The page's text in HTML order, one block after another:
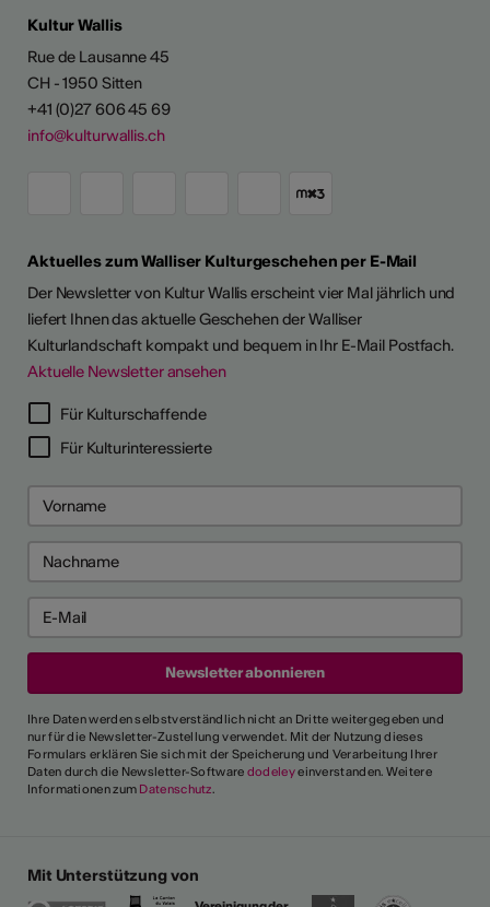
Kultur Wallis
Rue de Lausanne 45
CH - 1950 Sitten
+41 (0)27 606 45 69
info@kulturwallis.ch
Aktuelles zum Walliser Kulturgeschehen per E-Mail
Der Newsletter von Kultur Wallis erscheint vier Mal jährlich und
liefert Ihnen das aktuelle Geschehen der Walliser
Kulturlandschaft kompakt und bequem in Ihr E-Mail Postfach.
Aktuelle Newsletter ansehen
Für Kulturschaffende
Für Kulturinteressierte
Ihre Daten werden selbstverständlich nicht an Dritte weitergegeben und
nur für die Newsletter-Zustellung verwendet. Mit der Nutzung dieses
Formulars erklären Sie sich mit der Speicherung und Verarbeitung Ihrer
Daten durch die Newsletter-Software dodeleyeinverstanden. Weitere
Informationen zum Datenschutz.
Mit Unterstützung von